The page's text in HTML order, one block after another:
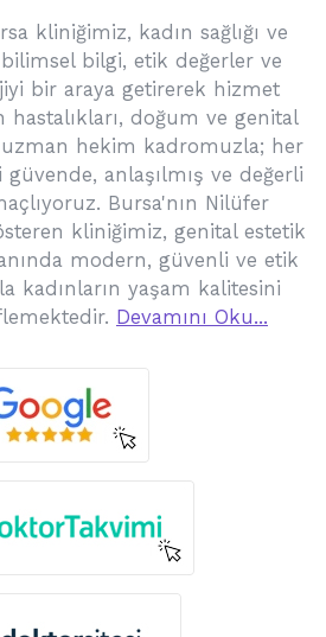
kliniğimiz, kadın sağlığı ve
bilgi, etik değerler ve
bir araya getirerek hizmet
hastalıkları, doğum ve genital
uzman hekim kadromuzla; her
güvende, anlaşılmış ve değerli
Bursa'nın Nilüfer
kliniğimiz, genital estetik
modern, güvenli ve etik
kadınların yaşam kalitesini
Devamını Oku...